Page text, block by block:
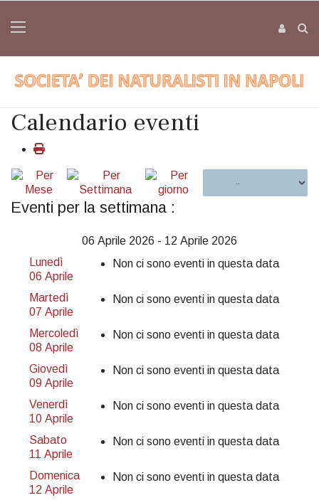
Calendario eventi
Eventi per la settimana :
06 Aprile 2026 - 12 Aprile 2026
Lunedì
06 Aprile
Non ci sono eventi in questa data
Martedì
07 Aprile
Non ci sono eventi in questa data
Mercoledì
08 Aprile
Non ci sono eventi in questa data
Giovedì
09 Aprile
Non ci sono eventi in questa data
Venerdì
10 Aprile
Non ci sono eventi in questa data
Sabato
11 Aprile
Non ci sono eventi in questa data
Domenica
12 Aprile
Non ci sono eventi in questa data